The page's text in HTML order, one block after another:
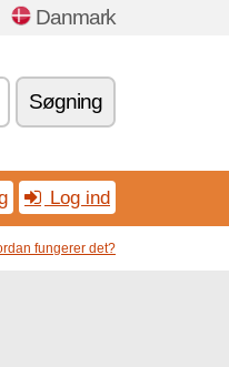
Danmark
Søgning
Log ind
fungerer det?